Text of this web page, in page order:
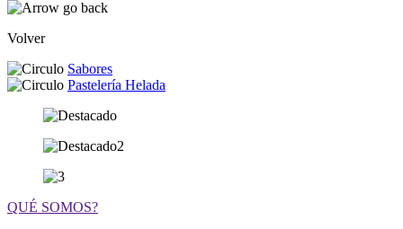
Volver
Sabores
Pastelería Helada
QUÉ SOMOS?